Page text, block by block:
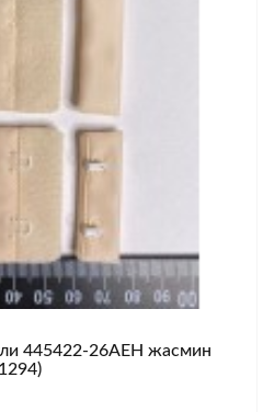
445422-26AEH жасмин